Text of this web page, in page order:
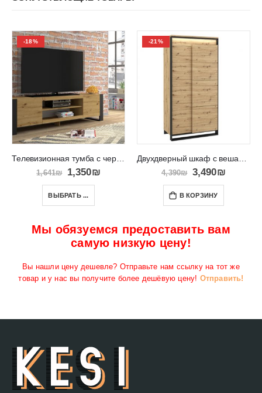
-18%
Телевизионная тумба с черными ножками Mondi 188
1,641₪ 1,350₪
ВЫБРАТЬ ...
-21%
Двухдверный шкаф с вешалкой и полками QUANT 01
4,390₪ 3,490₪
В КОРЗИНУ
Мы обязуемся предоставить вам
самую низкую цену!
Вы нашли цену дешевле? Отправьте нам ссылку на тот же
товар и у нас вы получите более дешёвую цену! Отправить!